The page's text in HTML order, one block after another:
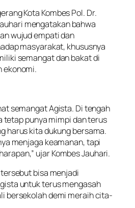
Kota Kombes Pol. Dr.
mengatakan bahwa
wujud empati dan
masyarakat, khususnya
semangat dan bakat di
ekonomi.
semangat Agista. Di tengah
tetap punya mimpi dan terus
harus kita dukung bersama.
menjaga keamanan, tapi
ujar Kombes Jauhari.
bisa menjadi
untuk terus mengasah
bersekolah demi meraih cita-